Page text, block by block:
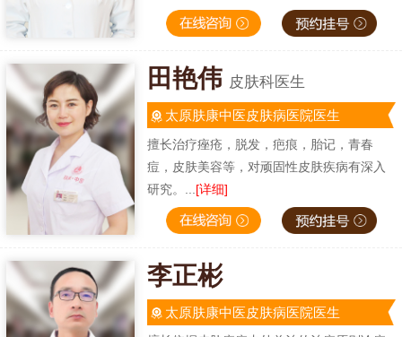
田艳伟 皮肤科医生
太原肤康中医皮肤病医院医生
擅长治疗痤疮，脱发，疤痕，胎记，青春
痘，皮肤美容等，对顽固性皮肤疾病有深入
研究。... [详细]
李正彬
太原肤康中医皮肤病医院医生